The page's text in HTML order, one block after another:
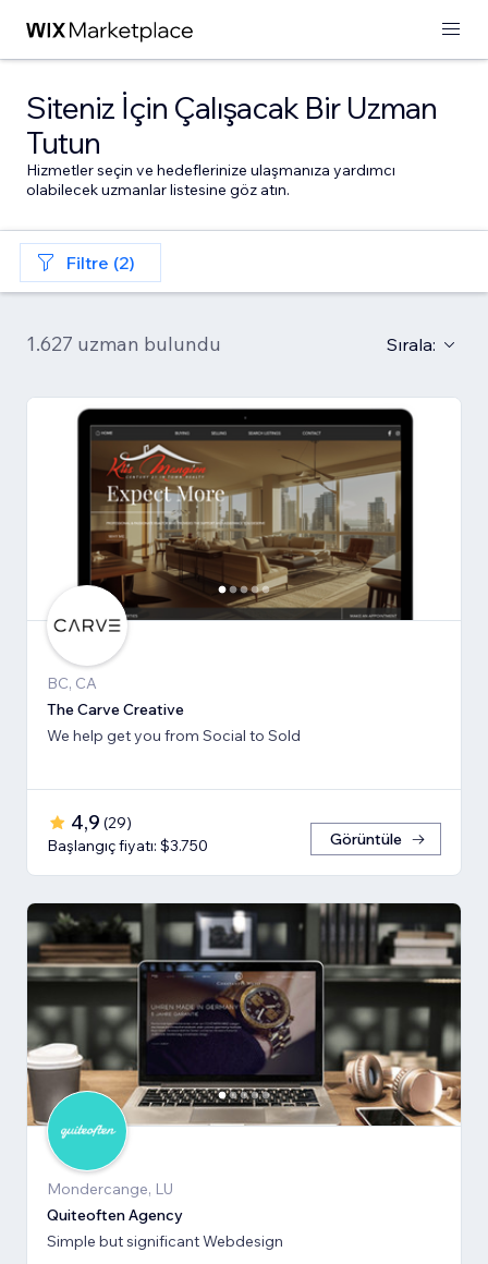
Siteniz İçin Çalışacak Bir Uzman
Tutun
Hizmetler seçin ve hedeflerinize ulaşmanıza yardımcı
olabilecek uzmanlar listesine göz atın.
Filtre (2)
1.627 uzman bulundu Sırala:
BC, CA
The Carve Creative
We help get you from Social to Sold
4,9 (29)
Başlangıç fiyatı: $3.750
Görüntüle
Mondercange, LU
Quiteoften Agency
Simple but significant Webdesign